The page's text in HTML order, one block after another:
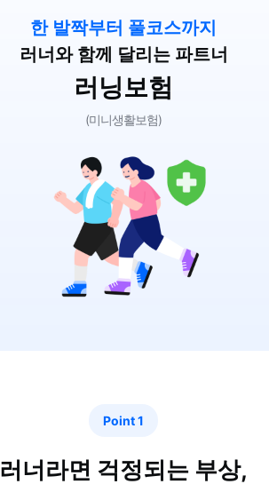
한 발짝부터 풀코스까지
러너와 함께 달리는 파트너
러닝보험
(미니생활보험)
Point 1
러너라면 걱정되는 부상,